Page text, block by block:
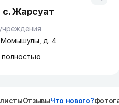
с. Жарсуат
Момышулы, д. 4
полностью
ОтзывыЧто нового?